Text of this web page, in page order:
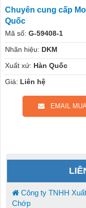
Chuyên cung cấp
Quốc
Mã số: G-59408-1
Nhãn hiệu: DKM
Xuất xứ: Hàn Quốc
Giá: Liên hệ
EMAIL MUA
Công ty TNHH
Chớp